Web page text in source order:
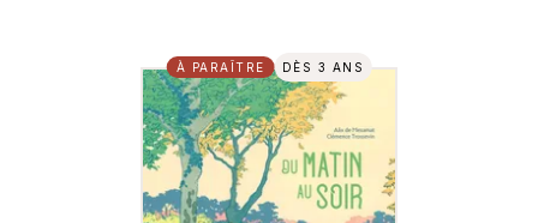
À PARAÎTRE DÈS 3 ANS